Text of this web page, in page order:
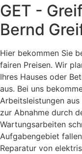
GET -
Bernd
Hier bekommen Sie
fairen Preisen. Wir
Ihres Hauses oder
aus. Bei uns
Arbeitsleistungen
zur Abnahme durch
Wartungsarbeiten
Aufgabengebiet
Reparatur von